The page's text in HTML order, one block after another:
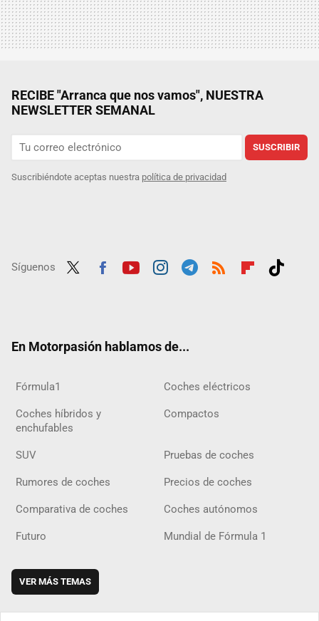
RECIBE "Arranca que nos vamos", NUESTRA
NEWSLETTER SEMANAL
SUSCRIBIR
Suscribiéndote aceptas nuestra política de privacidad
Síguenos
En Motorpasión hablamos de...
Fórmula1 Coches eléctricos
Coches híbridos y
enchufables
Compactos
SUV Pruebas de coches
Rumores de coches Precios de coches
Comparativa de coches Coches autónomos
Futuro Mundial de Fórmula 1
VER MÁS TEMAS